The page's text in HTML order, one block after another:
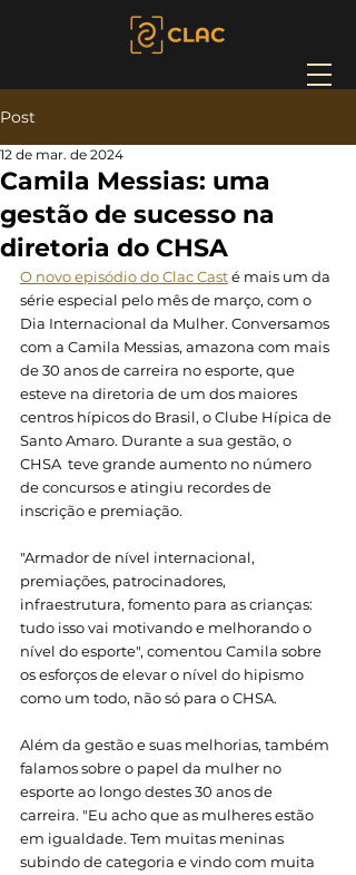
Post
Camila Messias: uma
gestão de sucesso na
diretoria do CHSA
12 de mar. de 2024
O novo episódio do Clac Cast é mais um da
série especial pelo mês de março, com o
Dia Internacional da Mulher. Conversamos
com a Camila Messias, amazona com mais
de 30 anos de carreira no esporte, que
esteve na diretoria de um dos maiores
centros hípicos do Brasil, o Clube Hípica de
Santo Amaro. Durante a sua gestão, o
CHSA  teve grande aumento no número
de concursos e atingiu recordes de
inscrição e premiação.
"Armador de nível internacional,
premiações, patrocinadores,
infraestrutura, fomento para as crianças:
tudo isso vai motivando e melhorando o
nível do esporte", comentou Camila sobre
os esforços de elevar o nível do hipismo
como um todo, não só para o CHSA.
Além da gestão e suas melhorias, também
falamos sobre o papel da mulher no
esporte ao longo destes 30 anos de
carreira. "Eu acho que as mulheres estão
em igualdade. Tem muitas meninas
subindo de categoria e vindo com muita